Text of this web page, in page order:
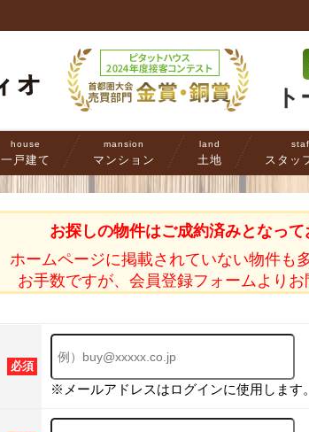
house
一戸建て
mansion
マンション
land
土地 スタッ
お探しの物件はご成約済みとなって
ホームページに掲載されていない物件も
お手数ですが、会員登録フォームよりお
必須
※メールアドレスはログインに使用します。